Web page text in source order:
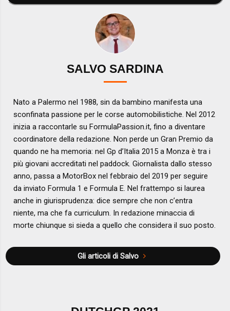
SALVO SARDINA
Nato a Palermo nel 1988, sin da bambino manifesta una
sconfinata passione per le corse automobilistiche. Nel 2012
inizia a raccontarle su FormulaPassion.it, fino a diventare
coordinatore della redazione. Non perde un Gran Premio da
quando ne ha memoria: nel Gp d’Italia 2015 a Monza è tra i
più giovani accreditati nel paddock. Giornalista dallo stesso
anno, passa a MotorBox nel febbraio del 2019 per seguire
da inviato Formula 1 e Formula E. Nel frattempo si laurea
anche in giurisprudenza: dice sempre che non c’entra
niente, ma che fa curriculum. In redazione minaccia di
morte chiunque si sieda a quello che considera il suo posto.
Gli articoli di Salvo